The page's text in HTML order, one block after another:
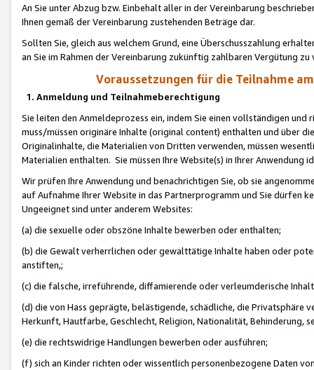
An Sie unter Abzug bzw. Einbehalt aller in der Vereinbarung
Ihnen gemäß der Vereinbarung zustehenden Beträge dar.
Sollten Sie, gleich aus welchem Grund, eine Überschusszahlung
an Sie im Rahmen der Vereinbarung zukünftig zahlbaren Vergütung zu
Voraussetzungen für die Teilnahme
1. Anmeldung und Teilnahmeberechtigung
Sie leiten den Anmeldeprozess ein, indem Sie einen vollständigen
muss/müssen originäre Inhalte (original content) enthalten und über
Originalinhalte, die Materialien von Dritten verwenden, müssen
Materialien enthalten. Sie müssen Ihre Website(s) in Ihrer Anwendung
Wir prüfen Ihre Anwendung und benachrichtigen Sie, ob sie
auf Aufnahme Ihrer Website in das Partnerprogramm und Sie dürfen
Ungeeignet sind unter anderem Websites:
(a) die sexuelle oder obszöne Inhalte bewerben oder enthalten;
(b) die Gewalt verherrlichen oder gewalttätige Inhalte haben oder
anstiften,;
(c) die falsche, irreführende, diffamierende oder verleumderische
(d) die von Hass geprägte, belästigende, schädliche, die Privatsphäre
Herkunft, Hautfarbe, Geschlecht, Religion, Nationalität, Behinderung,
(e) die rechtswidrige Handlungen bewerben oder ausführen;
(f) sich an Kinder richten oder wissentlich personenbezogene Daten